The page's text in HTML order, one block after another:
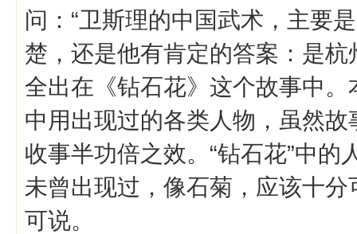
问：“卫斯理的中国武术，主要
楚，还是他有肯定的答案：是杭
全出在《钻石花》这个故事中。
中用出现过的各类人物，虽然
收事半功倍之效。“钻石花”中
未曾出现过，像石菊，应该十
可说。